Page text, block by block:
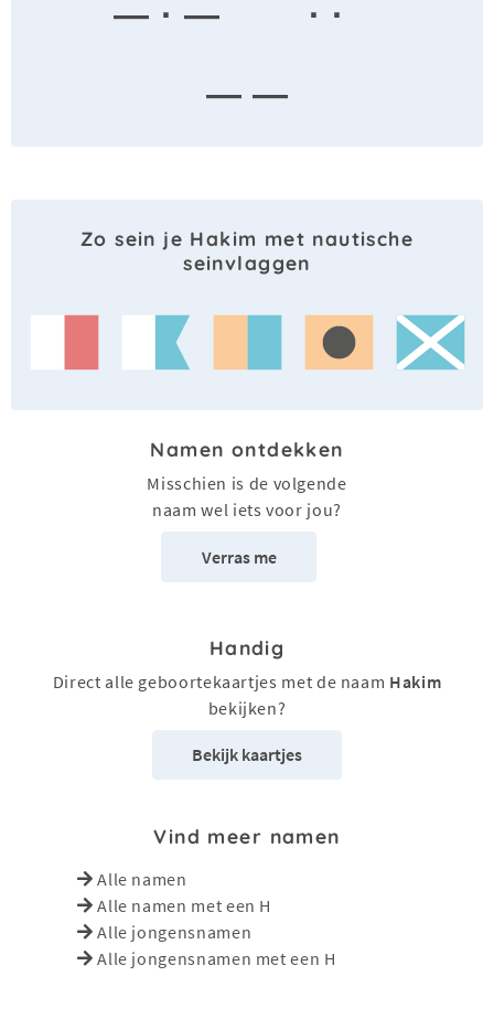
— · —
· ·
— —
Zo sein je Hakim met nautische
seinvlaggen
Namen ontdekken
Misschien is de volgende
naam wel iets voor jou?
Verras me
Handig
Direct alle geboortekaartjes met de naam Hakim
bekijken?
Bekijk kaartjes
Vind meer namen
Alle namen
Alle namen met een H
Alle jongensnamen
Alle jongensnamen met een H